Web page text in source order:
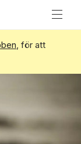
, för att